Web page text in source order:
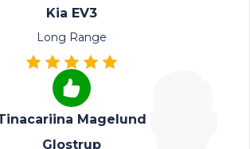
Kia EV3
Long Range
Magelund
Glostrup